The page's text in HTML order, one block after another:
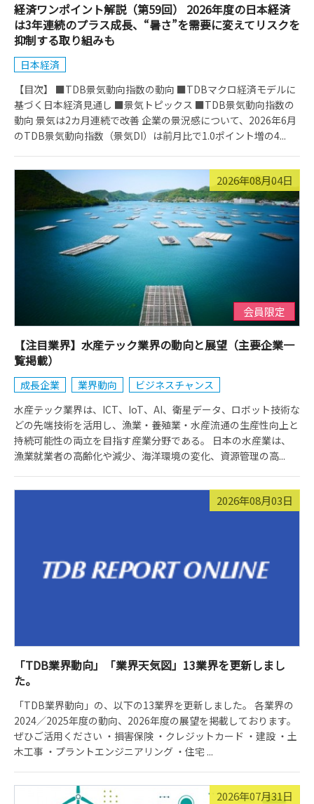
経済ワンポイント解説（第59回） 2026年度の日本経済
は3年連続のプラス成長、“暑さ”を需要に変えてリスクを
抑制する取り組みも
日本経済
【目次】 ■TDB景気動向指数の動向 ■TDBマクロ経済モデルに
基づく日本経済見通し ■景気トピックス ■TDB景気動向指数の
動向 景気は2カ月連続で改善 企業の景況感について、2026年6月
のTDB景気動向指数（景気DI）は前月比で1.0ポイント増の4...
2026年08月04日
会員限定
【注目業界】水産テック業界の動向と展望（主要企業一
覧掲載）
成長企業 業界動向
ビジネスチャンス
水産テック業界は、ICT、IoT、AI、衛星データ、ロボット技術な
どの先端技術を活用し、漁業・養殖業・水産流通の生産性向上と
持続可能性の両立を目指す産業分野である。 日本の水産業は、
漁業就業者の高齢化や減少、海洋環境の変化、資源管理の高...
2026年08月03日
「TDB業界動向」「業界天気図」13業界を更新しまし
た。
「TDB業界動向」の、以下の13業界を更新しました。 各業界の
2024／2025年度の動向、2026年度の展望を掲載しております。
ぜひご活用ください ・損害保険 ・クレジットカード ・建設 ・土
木工事 ・プラントエンジニアリング ・住宅 ...
2026年07月31日